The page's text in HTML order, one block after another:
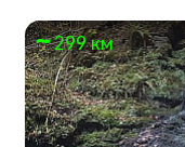
299 км